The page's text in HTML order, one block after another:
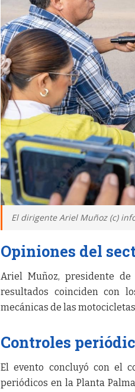
El dirigente Ariel Muñoz (c)
Opiniones del
Ariel Muñoz, presidente de
resultados coinciden con
mecánicas de las
Controles
El evento concluyó con el
periódicos en la Planta